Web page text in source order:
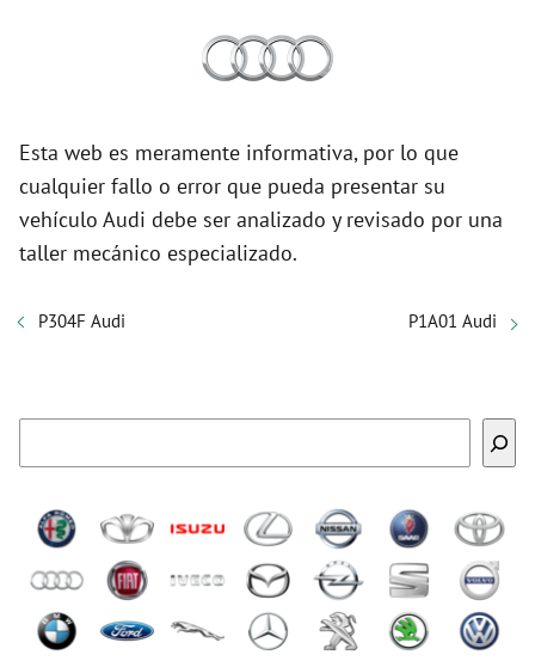
Esta web es meramente informativa, por lo que
cualquier fallo o error que pueda presentar su
vehículo Audi debe ser analizado y revisado por una
taller mecánico especializado.
P304F Audi P1A01 Audi